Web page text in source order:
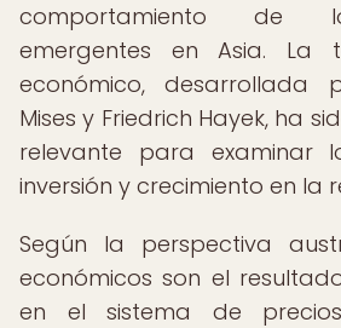
comportamiento de
emergentes en Asia. La
económico, desarrollada
Mises y Friedrich Hayek, ha
relevante para examinar
inversión y crecimiento en la
Según la perspectiva
económicos son el
en el sistema de